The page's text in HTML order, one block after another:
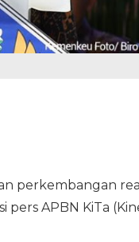
perkembangan
APBN KiTa